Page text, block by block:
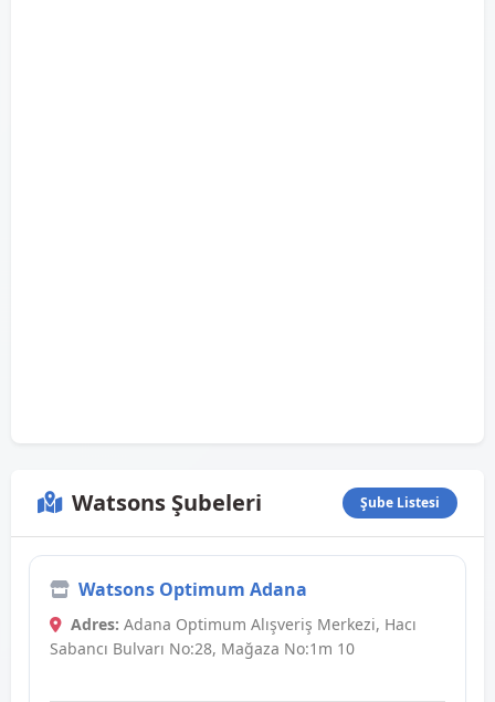
Watsons Şubeleri Şube Listesi
Watsons Optimum Adana
Adres: Adana Optimum Alışveriş Merkezi, Hacı
Sabancı Bulvarı No:28, Mağaza No:1m 10